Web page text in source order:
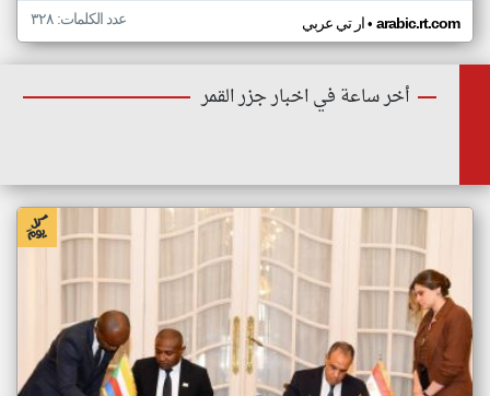
ار تي عربي• arabic.rt.com عدد الكلمات: ٣٢٨
أخر ساعة في اخبار جزر القمر